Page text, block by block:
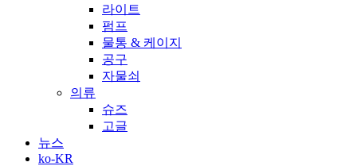
라이트
펌프
물통 & 케이지
공구
자물쇠
의류
슈즈
고글
뉴스
ko-KR